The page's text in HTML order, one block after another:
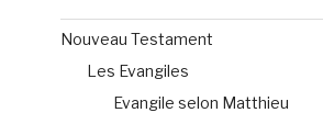
Nouveau Testament
Les Evangiles
Evangile selon Matthieu